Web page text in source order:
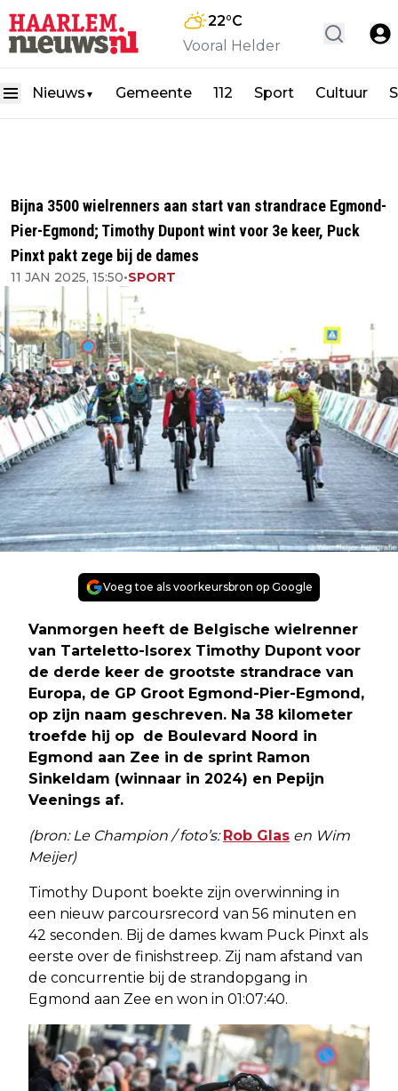
22°C
Vooral Helder
Nieuws ▼ Gemeente 112 Sport Cultuur
Bijna 3500 wielrenners aan start van strandrace Egmond-
Pier-Egmond; Timothy Dupont wint voor 3e keer, Puck
Pinxt pakt zege bij de dames
11 JAN 2025, 15:50•SPORT
Voeg toe als voorkeursbron op Google
Vanmorgen heeft de Belgische wielrenner
van Tarteletto-Isorex Timothy Dupont voor
de derde keer de grootste strandrace van
Europa, de GP Groot Egmond-Pier-Egmond,
op zijn naam geschreven. Na 38 kilometer
troefde hij op de Boulevard Noord in
Egmond aan Zee in de sprint Ramon
Sinkeldam (winnaar in 2024) en Pepijn
Veenings af.
(bron: Le Champion / foto’s:Rob Glas en Wim
Meijer)
Timothy Dupont boekte zijn overwinning in
een nieuw parcoursrecord van 56 minuten en
42 seconden. Bij de dames kwam Puck Pinxt als
eerste over de finishstreep. Zij nam afstand van
de concurrentie bij de strandopgang in
Egmond aan Zee en won in 01:07:40.